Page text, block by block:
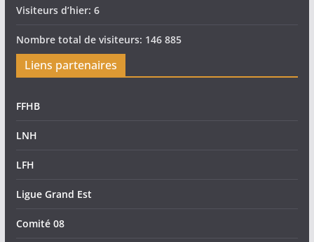
Visiteurs d’hier: 6
Nombre total de visiteurs: 146 885
Liens partenaires
FFHB
LNH
LFH
Ligue Grand Est
Comité 08